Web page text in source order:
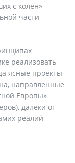
с колен»
части
реализовать
ясные проекты
направленные
Европы»
далеки от
реалий